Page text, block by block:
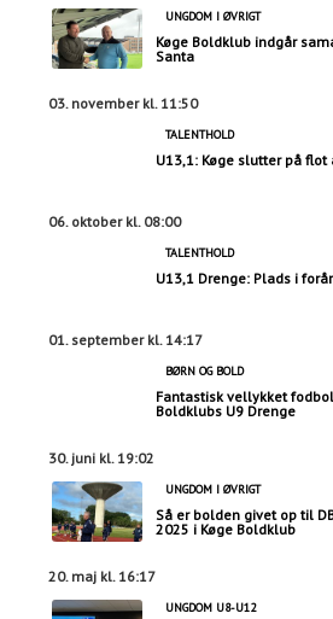
UNGDOM I ØVRIGT
Køge Boldklub indgår
Santa
03. november kl. 11:50
TALENTHOLD
U13,1: Køge slutter på
06. oktober kl. 08:00
TALENTHOLD
U13,1 Drenge: Plads i
01. september kl. 14:17
BØRN OG BOLD
Fantastisk vellykket
Boldklubs U9 Drenge
30. juni kl. 19:02
UNGDOM I ØVRIGT
Så er bolden givet op til
2025 i Køge Boldklub
20. maj kl. 16:17
UNGDOM U8-U12